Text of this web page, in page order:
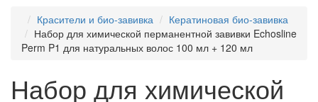
Красители и био-завивка
Кератиновая био-завивка
Набор для химической перманентной завивки Echosline
Perm P1 для натуральных волос 100 мл + 120 мл
Набор для химической